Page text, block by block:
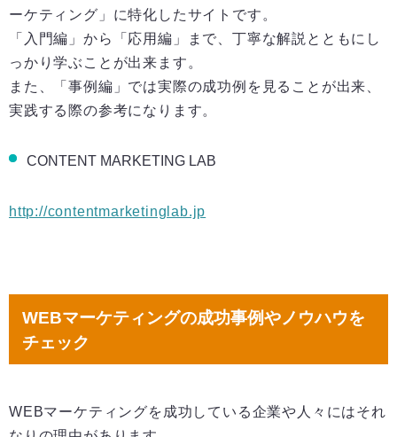
ーケティング」に特化したサイトです。
「入門編」から「応用編」まで、丁寧な解説とともにし
っかり学ぶことが出来ます。
また、「事例編」では実際の成功例を見ることが出来、
実践する際の参考になります。
CONTENT MARKETING LAB
http://contentmarketinglab.jp
WEBマーケティングの成功事例やノウハウを
チェック
WEBマーケティングを成功している企業や人々にはそれ